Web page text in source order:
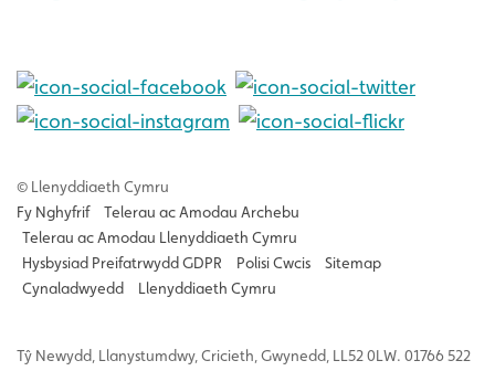
© Llenyddiaeth Cymru
Fy Nghyfrif
Telerau ac Amodau Archebu
Telerau ac Amodau Llenyddiaeth Cymru
Hysbysiad Preifatrwydd GDPR
Polisi Cwcis
Sitemap
Cynaladwyedd
Llenyddiaeth Cymru
Tŷ Newydd, Llanystumdwy, Cricieth, Gwynedd, LL52 0LW. 01766 522